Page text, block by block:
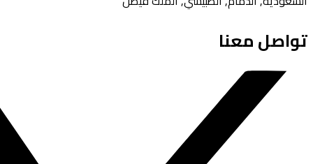
تواصل معنا